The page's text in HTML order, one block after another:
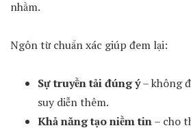
nhầm.
Ngôn từ chuẩn xác giúp đem lại:
Sự truyền tải đúng ý– không
suy diễn thêm.
Khả năng tạo niềm tin– cho